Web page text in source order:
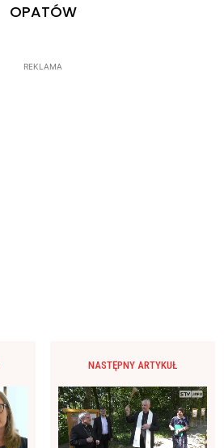
OPATÓW
REKLAMA
NASTĘPNY ARTYKUŁ